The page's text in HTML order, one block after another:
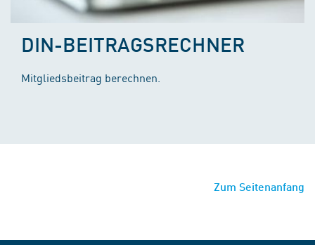
DIN-BEITRAGSRECHNER
Mitgliedsbeitrag berechnen.
Zum Seitenanfang